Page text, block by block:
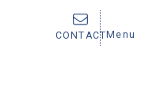
CONTACTMenu